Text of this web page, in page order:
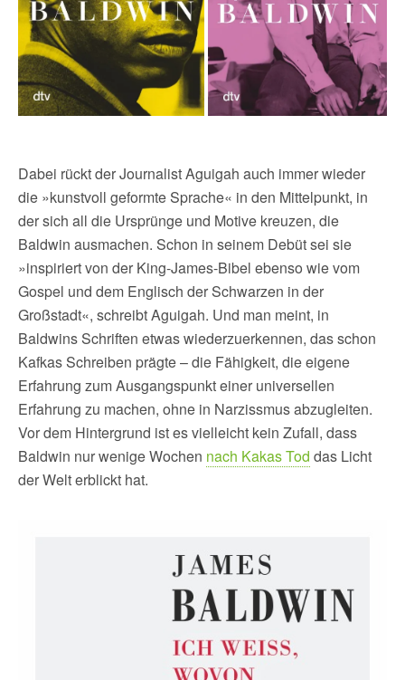
Dabei rückt der Journalist Aguigah auch immer wieder
die »kunstvoll geformte Sprache« in den Mittelpunkt, in
der sich all die Ursprünge und Motive kreuzen, die
Baldwin ausmachen. Schon in seinem Debüt sei sie
»inspiriert von der King-James-Bibel ebenso wie vom
Gospel und dem Englisch der Schwarzen in der
Großstadt«, schreibt Aguigah. Und man meint, in
Baldwins Schriften etwas wiederzuerkennen, das schon
Kafkas Schreiben prägte – die Fähigkeit, die eigene
Erfahrung zum Ausgangspunkt einer universellen
Erfahrung zu machen, ohne in Narzissmus abzugleiten.
Vor dem Hintergrund ist es vielleicht kein Zufall, dass
Baldwin nur wenige Wochen nach Kakas Tod das Licht
der Welt erblickt hat.